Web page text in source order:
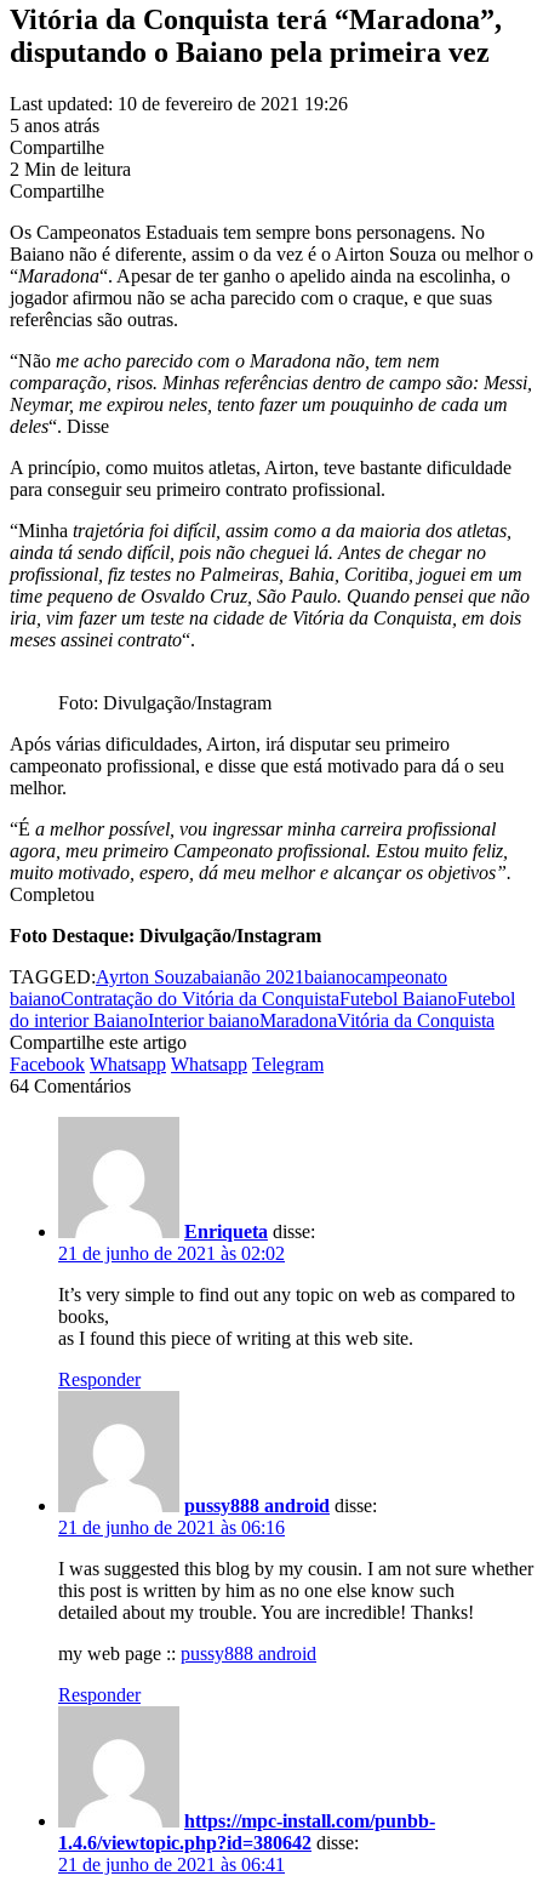
Vitória da Conquista terá “Maradona”,
disputando o Baiano pela primeira vez
Last updated: 10 de fevereiro de 2021 19:26
5 anos atrás
Compartilhe
2 Min de leitura
Compartilhe
Os Campeonatos Estaduais tem sempre bons personagens. No
Baiano não é diferente, assim o da vez é o Airton Souza ou melhor o
“Maradona“. Apesar de ter ganho o apelido ainda na escolinha, o
jogador afirmou não se acha parecido com o craque, e que suas
referências são outras.
“Não me acho parecido com o Maradona não, tem nem
comparação, risos. Minhas referências dentro de campo são: Messi,
Neymar, me expirou neles, tento fazer um pouquinho de cada um
deles“. Disse
A princípio, como muitos atletas, Airton, teve bastante dificuldade
para conseguir seu primeiro contrato profissional.
“Minha trajetória foi difícil, assim como a da maioria dos atletas,
ainda tá sendo difícil, pois não cheguei lá. Antes de chegar no
profissional, fiz testes no Palmeiras, Bahia, Coritiba, joguei em um
time pequeno de Osvaldo Cruz, São Paulo. Quando pensei que não
iria, vim fazer um teste na cidade de Vitória da Conquista, em dois
meses assinei contrato“.
Foto: Divulgação/Instagram
Após várias dificuldades, Airton, irá disputar seu primeiro
campeonato profissional, e disse que está motivado para dá o seu
melhor.
“É a melhor possível, vou ingressar minha carreira profissional
agora, meu primeiro Campeonato profissional. Estou muito feliz,
muito motivado, espero, dá meu melhor e alcançar os objetivos”.
Completou
Foto Destaque: Divulgação/Instagram
TAGGED:Ayrton Souzabaianão 2021baianocampeonato
baianoContratação do Vitória da ConquistaFutebol BaianoFutebol
do interior BaianoInterior baianoMaradonaVitória da Conquista
Compartilhe este artigo
Facebook Whatsapp Whatsapp Telegram
64 Comentários
Enriqueta disse:
21 de junho de 2021 às 02:02
It’s very simple to find out any topic on web as compared to
books,
as I found this piece of writing at this web site.
Responder
pussy888 android disse:
21 de junho de 2021 às 06:16
I was suggested this blog by my cousin. I am not sure whether
this post is written by him as no one else know such
detailed about my trouble. You are incredible! Thanks!
my web page :: pussy888 android
Responder
https://mpc-install.com/punbb-
1.4.6/viewtopic.php?id=380642 disse:
21 de junho de 2021 às 06:41